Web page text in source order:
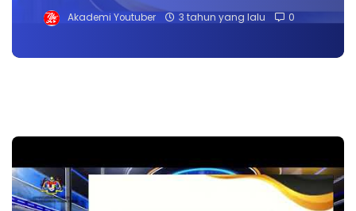
Akademi Youtuber 3 tahun yang lalu 0